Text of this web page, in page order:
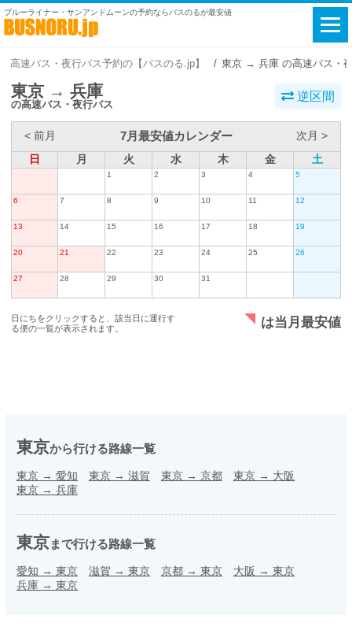
ブルーライナー・サンアンドムーンの予約ならバスのるが最安値
高速バス・夜行バス予約の【バスのる.jp】 東京 → 兵庫 の高速バス・
東京 → 兵庫
の高速バス・夜行バス
逆区間
< 前月 7月最安値カレンダー
次月 >
日
月 火 水 木 金 土
1 2 3 4 5
6 7 8 9 10 11 12
13 14 15 16 17 18 19
20 21 22 23 24 25 26
27 28 29 30 31
日にちをクリックすると、該当日に運行す
る便の一覧が表示されます。
は当月最安値
東京から行ける路線一覧
東京 → 愛知 東京 → 滋賀 東京 → 京都 東京 → 大阪
東京 → 兵庫
東京まで行ける路線一覧
愛知 → 東京 滋賀 → 東京 京都 → 東京 大阪 → 東京
兵庫 → 東京